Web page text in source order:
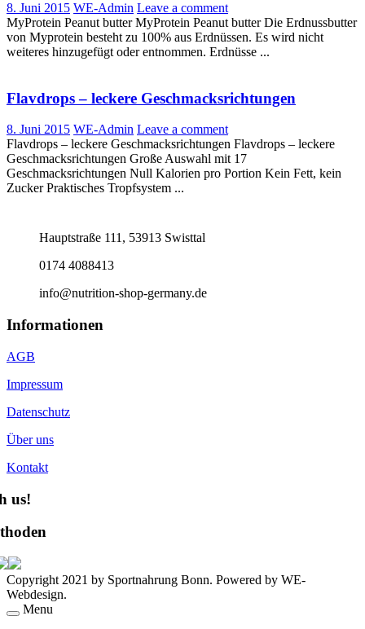
8. Juni 2015 WE-Admin Leave a comment
MyProtein Peanut butter MyProtein Peanut butter Die Erdnussbutter
von Myprotein besteht zu 100% aus Erdnüssen. Es wird nicht
weiteres hinzugefügt oder entnommen. Erdnüsse ...
Flavdrops – leckere Geschmacksrichtungen
8. Juni 2015 WE-Admin Leave a comment
Flavdrops – leckere Geschmacksrichtungen Flavdrops – leckere
Geschmacksrichtungen Große Auswahl mit 17
Geschmacksrichtungen Null Kalorien pro Portion Kein Fett, kein
Zucker Praktisches Tropfsystem ...
Hauptstraße 111, 53913 Swisttal
0174 4088413
info@nutrition-shop-germany.de
Informationen
AGB
Impressum
Datenschutz
Über uns
Kontakt
us!
Copyright 2021 by Sportnahrung Bonn. Powered by WE-
Webdesign.
Menu